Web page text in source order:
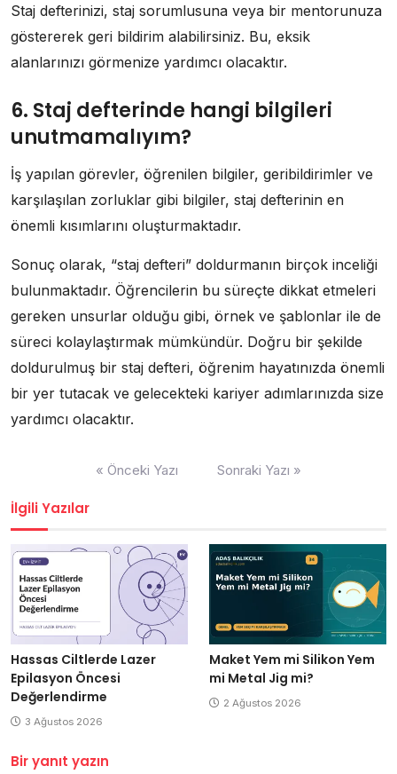
Staj defterinizi, staj sorumlusuna veya bir mentorunuza
göstererek geri bildirim alabilirsiniz. Bu, eksik
alanlarınızı görmenize yardımcı olacaktır.
6. Staj defterinde hangi bilgileri
unutmamalıyım?
İş yapılan görevler, öğrenilen bilgiler, geribildirimler ve
karşılaşılan zorluklar gibi bilgiler, staj defterinin en
önemli kısımlarını oluşturmaktadır.
Sonuç olarak, “staj defteri” doldurmanın birçok inceliği
bulunmaktadır. Öğrencilerin bu süreçte dikkat etmeleri
gereken unsurlar olduğu gibi, örnek ve şablonlar ile de
süreci kolaylaştırmak mümkündür. Doğru bir şekilde
doldurulmuş bir staj defteri, öğrenim hayatınızda önemli
bir yer tutacak ve gelecekteki kariyer adımlarınızda size
yardımcı olacaktır.
« Önceki Yazı Sonraki Yazı »
İlgili Yazılar
Hassas Ciltlerde Lazer
Epilasyon Öncesi
Değerlendirme
3 Ağustos 2026
Maket Yem mi Silikon Yem
mi Metal Jig mi?
2 Ağustos 2026
Bir yanıt yazın